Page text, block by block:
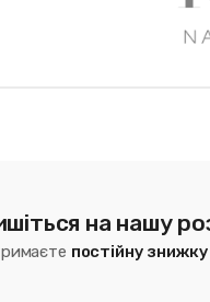
на нашу
постійну